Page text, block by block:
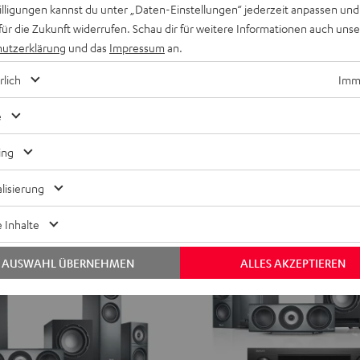
aus Aluminium
Preis
Surround
Power
Set"
Surround
Power
Set"
ULTIMA 40 Surround Power
Mit XXL-Subwoofer
999,99€
1.149,99€Originalpreis
kannst du unter „Daten-Einstellungen“ jederzeit anpassen
die Zukunft widerrufen. Schau dir für weitere Informationen auch
und das Impressum an.
Inhalte
ALLES AKZEPTIEREN
AUSWAHL ÜBERNEHMEN